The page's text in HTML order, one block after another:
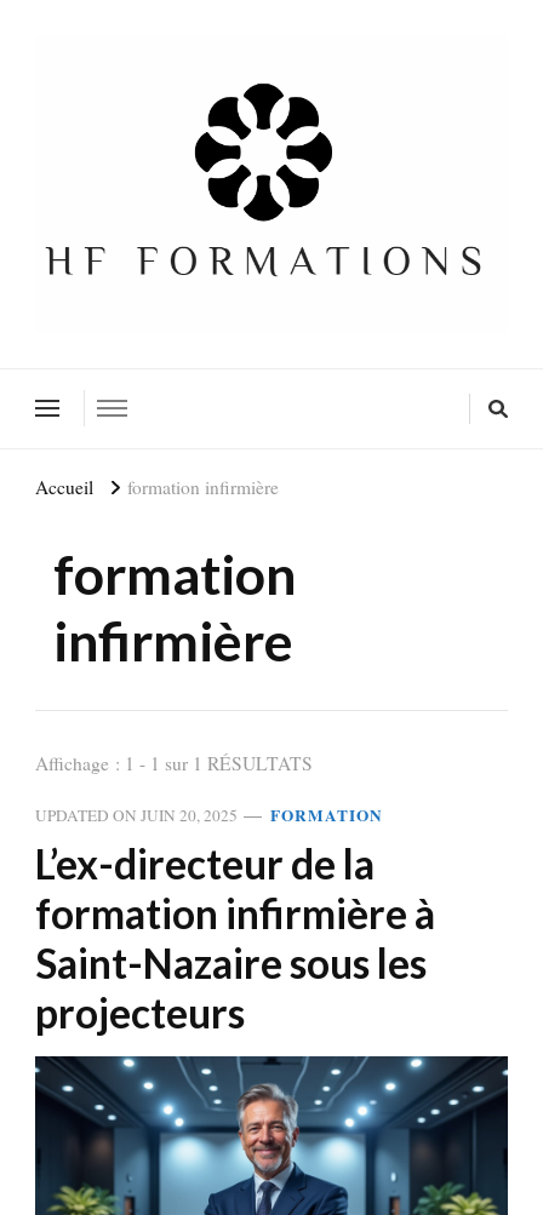
Accueil formation infirmière
formation
infirmière
Affichage : 1 - 1 sur 1 RÉSULTATS
UPDATED ON JUIN 20, 2025 FORMATION
L’ex-directeur de la
formation infirmière à
Saint-Nazaire sous les
projecteurs